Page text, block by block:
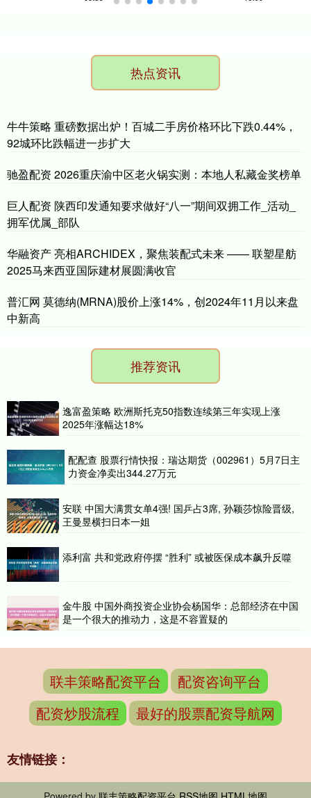
热点资讯
牛牛策略 重磅数据出炉！百城二手房价格环比下跌0.44%，
92城环比跌幅进一步扩大
驰盈配资 2026重庆渝中区老火锅实测：本地人私藏金奖榜单
巨人配资 陕西印发通知要求做好“八一”期间双拥工作_活动_
拥军优属_部队
华融资产 亮相ARCHIDEX，聚焦装配式未来 —— 联塑星舫
2025马来西亚国际建材展圆满收官
普汇网 莫德纳(MRNA)股价上涨14%，创2024年11月以来盘
中新高
推荐资讯
逸富盈策略 欧洲斯托克50指数连续第三年实现上涨
2025年涨幅达18%
配配查 股票行情快报：瑞达期货（002961）5月7日主
力资金净卖出344.27万元
安联 中国大满贯女单4强! 国乒占3席, 孙颖莎惊险晋级,
王曼昱横扫日本一姐
添利富 共和党政府停摆 “胜利” 或被医保成本飙升反噬
金牛股 中国外商投资企业协会杨国华：总部经济在中国
是一个很大的推动力，这是不容置疑的
联丰策略配资平台
配资咨询平台
配资炒股流程
最好的股票配资导航网
友情链接：